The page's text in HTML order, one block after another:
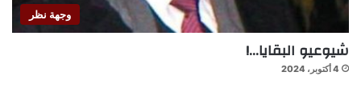
وجهة نظر
شيوعيو البقايا…!
4 أكتوبر، 2024